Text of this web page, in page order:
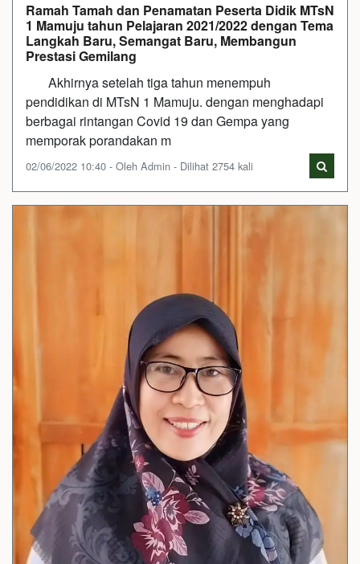
Ramah Tamah dan Penamatan Peserta Didik MTsN
1 Mamuju tahun Pelajaran 2021/2022 dengan Tema
Langkah Baru, Semangat Baru, Membangun
Prestasi Gemilang
Akhirnya setelah tiga tahun menempuh
pendidikan di MTsN 1 Mamuju. dengan menghadapi
berbagai rintangan Covid 19 dan Gempa yang
memporak porandakan m
02/06/2022 10:40 - Oleh Admin - Dilihat 2754 kali